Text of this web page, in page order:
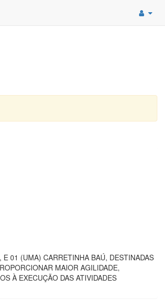
01 (UMA) CARRETINHA BAÚ, DESTINADAS
MAIOR AGILIDADE,
À EXECUÇÃO DAS ATIVIDADES